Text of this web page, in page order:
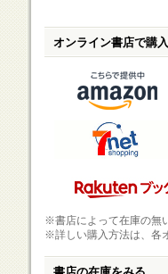
オンライン書店で購
※書店によって在庫の無
※詳しい購入方法は、各